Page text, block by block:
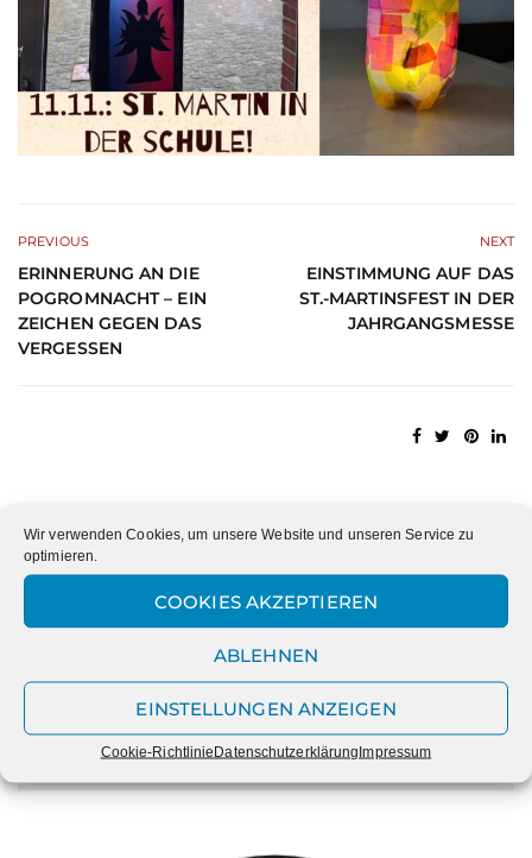
Wir verwenden Cookies, um unsere Website und unseren Service zu
optimieren.
COOKIES AKZEPTIEREN
ABLEHNEN
EINSTELLUNGEN ANZEIGEN
Cookie-RichtlinieDatenschutzerklärungImpressum
PREVIOUS
ERINNERUNG AN DIE
POGROMNACHT – EIN
ZEICHEN GEGEN DAS
VERGESSEN
NEXT
EINSTIMMUNG AUF DAS
ST.-MARTINSFEST IN DER
JAHRGANGSMESSE
Datum
Datum
Kategorien
Kategorien